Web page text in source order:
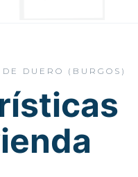
DUERO (BURGOS)